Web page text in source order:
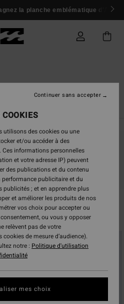
la planche emblématique d'Andy
nos produits seront
plaire
NOUVEAUTÉ
utilisons des cookies ou une
et/ou accéder à des
informations personnelles
et votre adresse IP) peuvent
des publications et du contenu
publicitaire et du
publicités ; et en apprendre plus
et améliorer les produits de nos
vos choix pour accepter ou
ou vous y opposer
relèvent pas de votre
de mesure d’audience).
notre : Politique d'utilisation
mes choix
Continuer sans accepter